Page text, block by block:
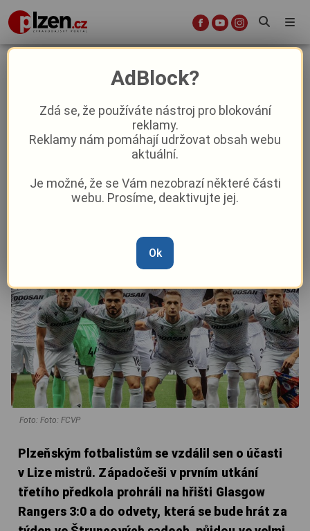
Plzeň bez Šulce propadla v
Glasgow, postup do Ligy mistrů se
jí výrazně vzdálil
Sport
Marie Osvaldová –5. 8. 2025|20:41
Foto: Foto: FCVP
Plzeňským fotbalistům se vzdálil sen o účasti
v Lize mistrů. Západočeši v prvním utkání
třetího předkola prohráli na hřišti Glasgow
Rangers 3:0 a do odvety, která se bude hrát za
AdBlock?
Zdá se, že používáte nástroj pro blokování
reklamy.
Reklamy nám pomáhají udržovat obsah webu
aktuální.
Je možné, že se Vám nezobrazí některé části
webu. Prosíme, deaktivujte jej.
Ok